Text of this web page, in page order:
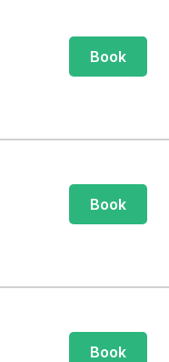
Book
Book
Book